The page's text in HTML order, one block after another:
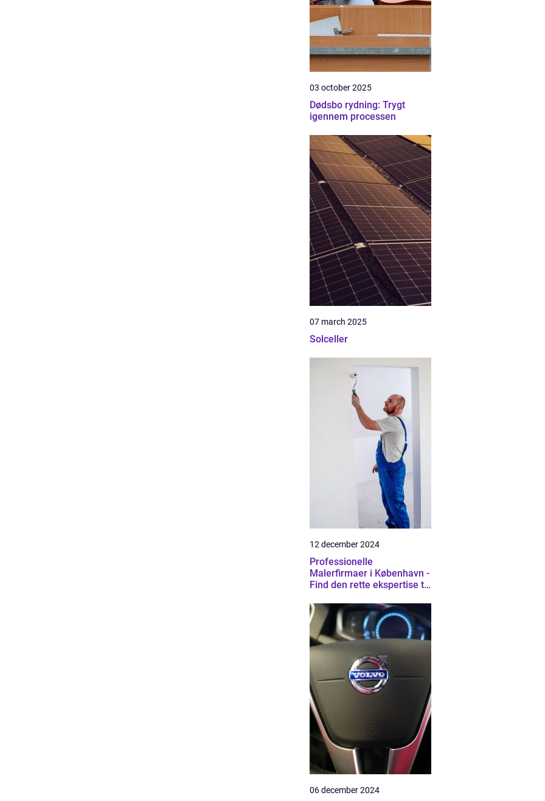
03 october 2025
Dødsbo rydning: Trygt
igennem processen
07 march 2025
Solceller
12 december 2024
Professionelle
Malerfirmaer i København -
Find den rette ekspertise til
06 december 2024